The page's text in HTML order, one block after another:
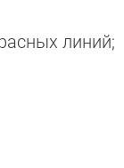
линий;